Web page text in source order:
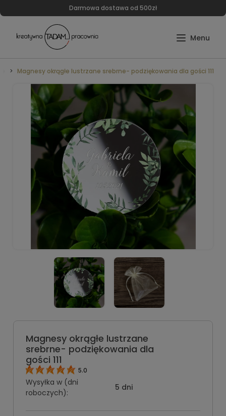
Darmowa dostawa od 500zł
Magnesy okrągłe lustrzane srebrne- podziękowania dla gości 111
Magnesy okrągłe lustrzane
srebrne- podziękowania dla
gości 111
5.0
Wysyłka w (dni
roboczych):
5 dni